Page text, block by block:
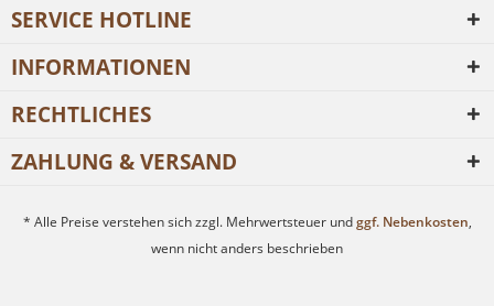
SERVICE HOTLINE
INFORMATIONEN
RECHTLICHES
ZAHLUNG & VERSAND
* Alle Preise verstehen sich zzgl. Mehrwertsteuer undggf. Nebenkosten,
wenn nicht anders beschrieben